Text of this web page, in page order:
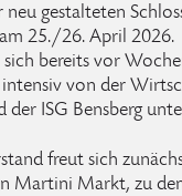
neu gestalteten
25./26. April 2026.
sich bereits vor
von der
der ISG Bensberg
freut sich
Martini Markt, zu